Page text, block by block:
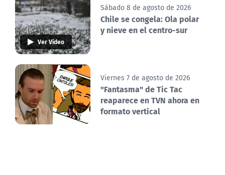
Ver Video
Sábado 8 de agosto de 2026
Chile se congela: Ola polar
y nieve en el centro-sur
Viernes 7 de agosto de 2026
"Fantasma" de Tic Tac
reaparece en TVN ahora en
formato vertical